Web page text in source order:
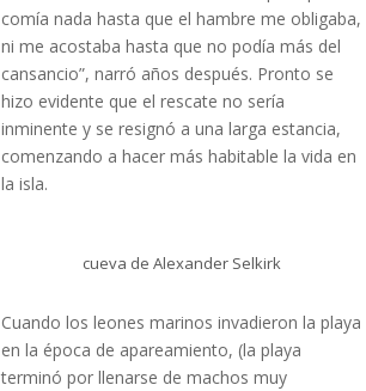
comía nada hasta que el hambre me obligaba,
ni me acostaba hasta que no podía más del
cansancio”, narró años después. Pronto se
hizo evidente que el rescate no sería
inminente y se resignó a una larga estancia,
comenzando a hacer más habitable la vida en
la isla.
cueva de Alexander Selkirk
Cuando los leones marinos invadieron la playa
en la época de apareamiento, (la playa
terminó por llenarse de machos muy